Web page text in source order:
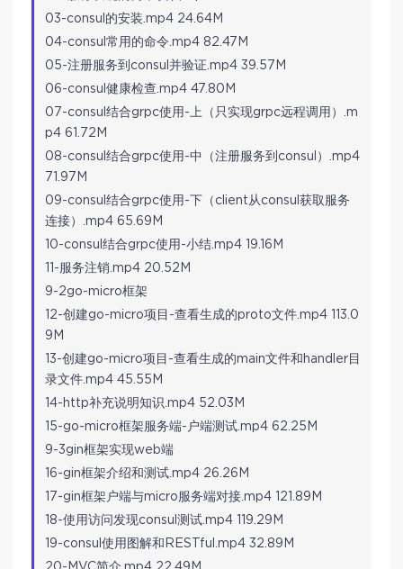
03-consul的安装.mp4 24.64M
04-consul常用的命令.mp4 82.47M
05-注册服务到consul并验证.mp4 39.57M
06-consul健康检查.mp4 47.80M
07-consul结合grpc使用-上（只实现grpc远程调用）.m
p4 61.72M
08-consul结合grpc使用-中（注册服务到consul）.mp4
71.97M
09-consul结合grpc使用-下（client从consul获取服务
连接）.mp4 65.69M
10-consul结合grpc使用-小结.mp4 19.16M
11-服务注销.mp4 20.52M
9-2go-micro框架
12-创建go-micro项目-查看生成的proto文件.mp4 113.0
9M
13-创建go-micro项目-查看生成的main文件和handler目
录文件.mp4 45.55M
14-http补充说明知识.mp4 52.03M
15-go-micro框架服务端-户端测试.mp4 62.25M
9-3gin框架实现web端
16-gin框架介绍和测试.mp4 26.26M
17-gin框架户端与micro服务端对接.mp4 121.89M
18-使用访问发现consul测试.mp4 119.29M
19-consul使用图解和RESTful.mp4 32.89M